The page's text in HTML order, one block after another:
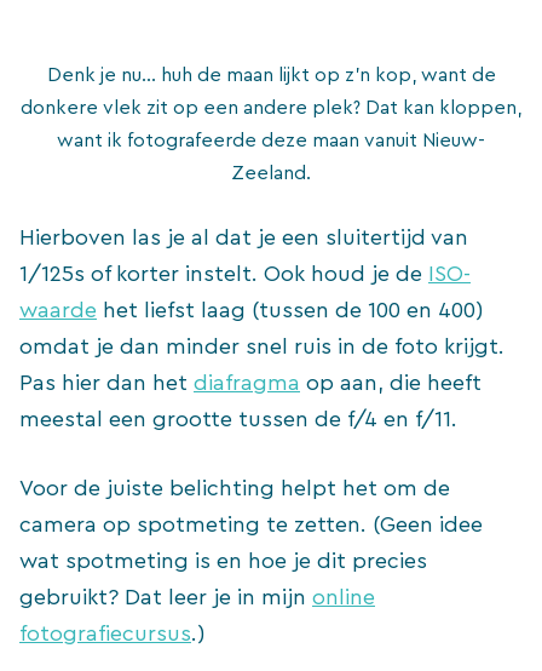
Denk je nu… huh de maan lijkt op z’n kop, want de
donkere vlek zit op een andere plek? Dat kan kloppen,
want ik fotografeerde deze maan vanuit Nieuw-
Zeeland.
Hierboven las je al dat je een sluitertijd van
1/125s of korter instelt. Ook houd je de ISO-
waarde het liefst laag (tussen de 100 en 400)
omdat je dan minder snel ruis in de foto krijgt.
Pas hier dan het diafragma op aan, die heeft
meestal een grootte tussen de f/4 en f/11.
Voor de juiste belichting helpt het om de
camera op spotmeting te zetten. (Geen idee
wat spotmeting is en hoe je dit precies
gebruikt? Dat leer je in mijn online
fotografiecursus.)